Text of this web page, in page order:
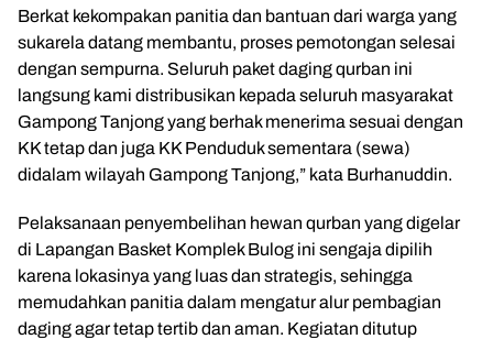
Berkat kekompakan panitia dan bantuan dari warga yang
sukarela datang membantu, proses pemotongan selesai
dengan sempurna. Seluruh paket daging qurban ini
langsung kami distribusikan kepada seluruh masyarakat
Gampong Tanjong yang berhak menerima sesuai dengan
KK tetap dan juga KK Penduduk sementara (sewa)
didalam wilayah Gampong Tanjong,” kata Burhanuddin.
Pelaksanaan penyembelihan hewan qurban yang digelar
di Lapangan Basket Komplek Bulog ini sengaja dipilih
karena lokasinya yang luas dan strategis, sehingga
memudahkan panitia dalam mengatur alur pembagian
daging agar tetap tertib dan aman. Kegiatan ditutup